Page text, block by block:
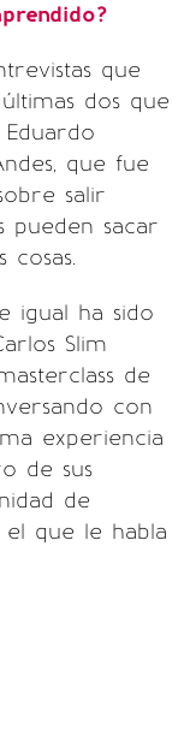
que
dos que
que fue
salir
pueden sacar
igual ha sido
Slim
de
con
experiencia
de sus
de
que le habla